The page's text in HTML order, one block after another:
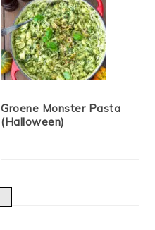
Groene Monster Pasta
(Halloween)